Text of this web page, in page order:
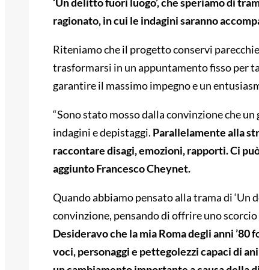
ragionato, in cui le indagini saranno
Riteniamo che il progetto conservi
trasformarsi in un appuntamento fisso per
garantire il massimo impegno e un
“Sono stato mosso dalla convinzione che
indagini e depistaggi. Parallelamente alla
raccontare disagi, emozioni, rapporti. Ci
aggiunto Francesco Cheynet.
Quando abbiamo pensato alla trama di ‘Un
convinzione, pensando di offrire uno
Desideravo che la mia Roma degli anni
voci, personaggi e pettegolezzi capaci di